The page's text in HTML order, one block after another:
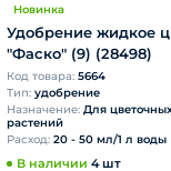
Новинка
Удобрение жидкое
"Фаско" (9) (28498)
Код товара: 5664
Тип: удобрение
Назначение: Для
растений
Расход: 20 - 50 мл/1 л воды
В наличии 4 шт